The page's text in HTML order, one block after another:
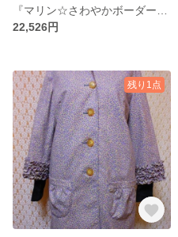
22,526円
残り1点